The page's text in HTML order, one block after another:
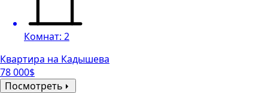
Комнат: 2
Квартира на Кадышева
78 000$
Посмотреть